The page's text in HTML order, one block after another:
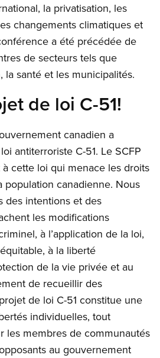
la privatisation, les
changements climatiques et
a été précédée de
de secteurs tels que
la santé et les municipalités.
de loi C-51!
canadien a
antiterroriste C-51. Le SCFP
cette loi qui menace les droits
canadienne. Nous
des intentions et des
les modifications
à l’application de la loi,
à la liberté
de la vie privée et au
de recueillir des
de loi C-51 constitue une
individuelles, tout
les membres de communautés
au gouvernement